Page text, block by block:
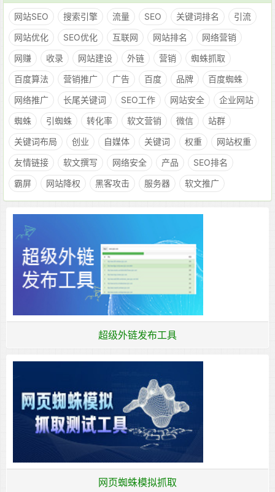
网站SEO 搜索引擎 流量 SEO 关键词排名
引流
网站优化
SEO优化 互联网 网站排名
网络营销
网赚
收录 网站建设 外链 营销
蜘蛛抓取
百度算法
营销推广 广告 百度 品牌
百度蜘蛛
网络推广
长尾关键词 SEO工作 网站安全
企业网站
蜘蛛
引蜘蛛 转化率 软文营销 微信
站群
关键词布局
创业 自媒体 关键词 权重
网站权重
友情链接
软文撰写 网络安全 产品
SEO排名
霸屏
网站降权 黑客攻击 服务器 软文推广
超级外链发布工具
网页蜘蛛模拟抓取